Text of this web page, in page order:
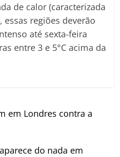
de calor (caracterizada
regiões deverão
até sexta-feira
entre 3 e 5°C acima da
em Londres contra a
do nada em